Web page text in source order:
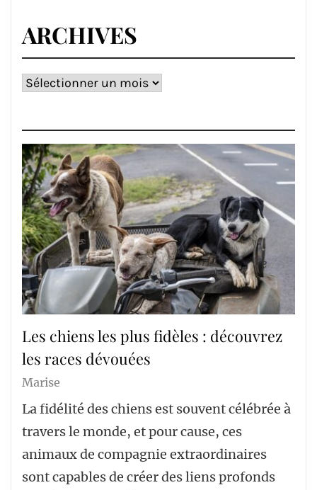
ARCHIVES
Archives
Les chiens les plus fidèles : découvrez
les races dévouées
Marise
La fidélité des chiens est souvent célébrée à
travers le monde, et pour cause, ces
animaux de compagnie extraordinaires
sont capables de créer des liens profonds